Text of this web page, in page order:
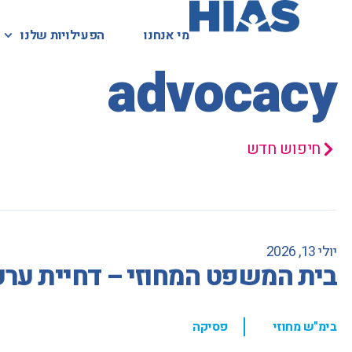
מי אנחנו הפעילויות שלנו מי אנחנו הפעילויות שלנו המאגר המשפטי
advocacy
חיפוש חדש
יולי 13, 2026
בית המשפט המחוזי – דחיית
בימ"ש מחוזי , פסיקה